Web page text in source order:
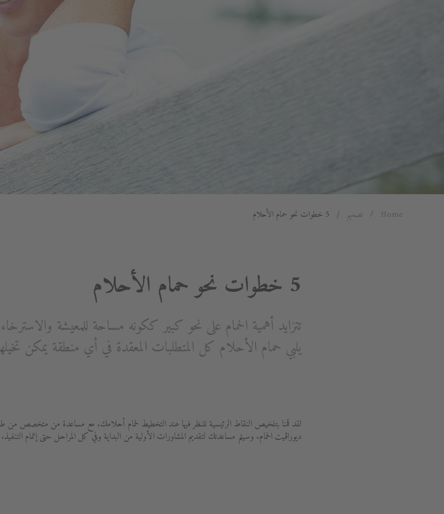
Home تصميم 5 خطوات نحو حمام الأحلام
5 خطوات نحو حمام الأحلام
تتزايد أهمية الحمام على نحو كبير ككونه مساحة للمعيشة
يلبي حمام الأحلام كل المتطلبات المعقدة في أي منطقة يمكن
لقد قمنا بتلخيص النقاط الرئيسية للنظر فيها عند التخطيط لحمام أحلامك. مع مساعدة من
ديوراڨيت الحمام. وسيتم مساعدتك لتقديم المشاورات الأولية من البداية وفي كل المراحل حتى إتمام التنفيذ.